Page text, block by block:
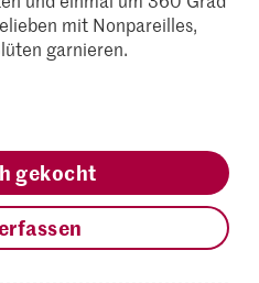
mit Nonpareilles,
garnieren.
gekocht